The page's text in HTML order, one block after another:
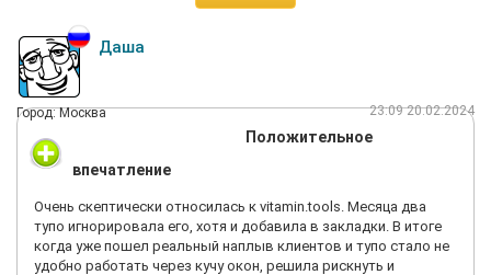
Даша
Город: Москва 23:09 20.02.2024
Положительное
впечатление
Очень скептически относилась к vitamin.tools. Месяца два
тупо игнорировала его, хотя и добавила в закладки. В итоге
когда уже пошел реальный наплыв клиентов и тупо стало не
удобно работать через кучу окон, решила рискнуть и